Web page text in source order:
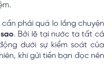
cần phải quá lo lắng chuyện
. Bởi lẽ tại nước ta tất cả
dưới sự kiểm soát của
khi gửi tiền bạn đọc nên